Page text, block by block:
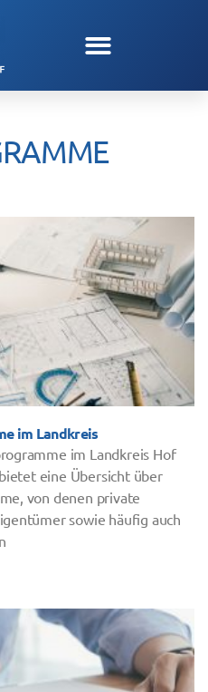
im Landkreis
im Landkreis Hof
eine Übersicht über
von denen private
sowie häufig auch